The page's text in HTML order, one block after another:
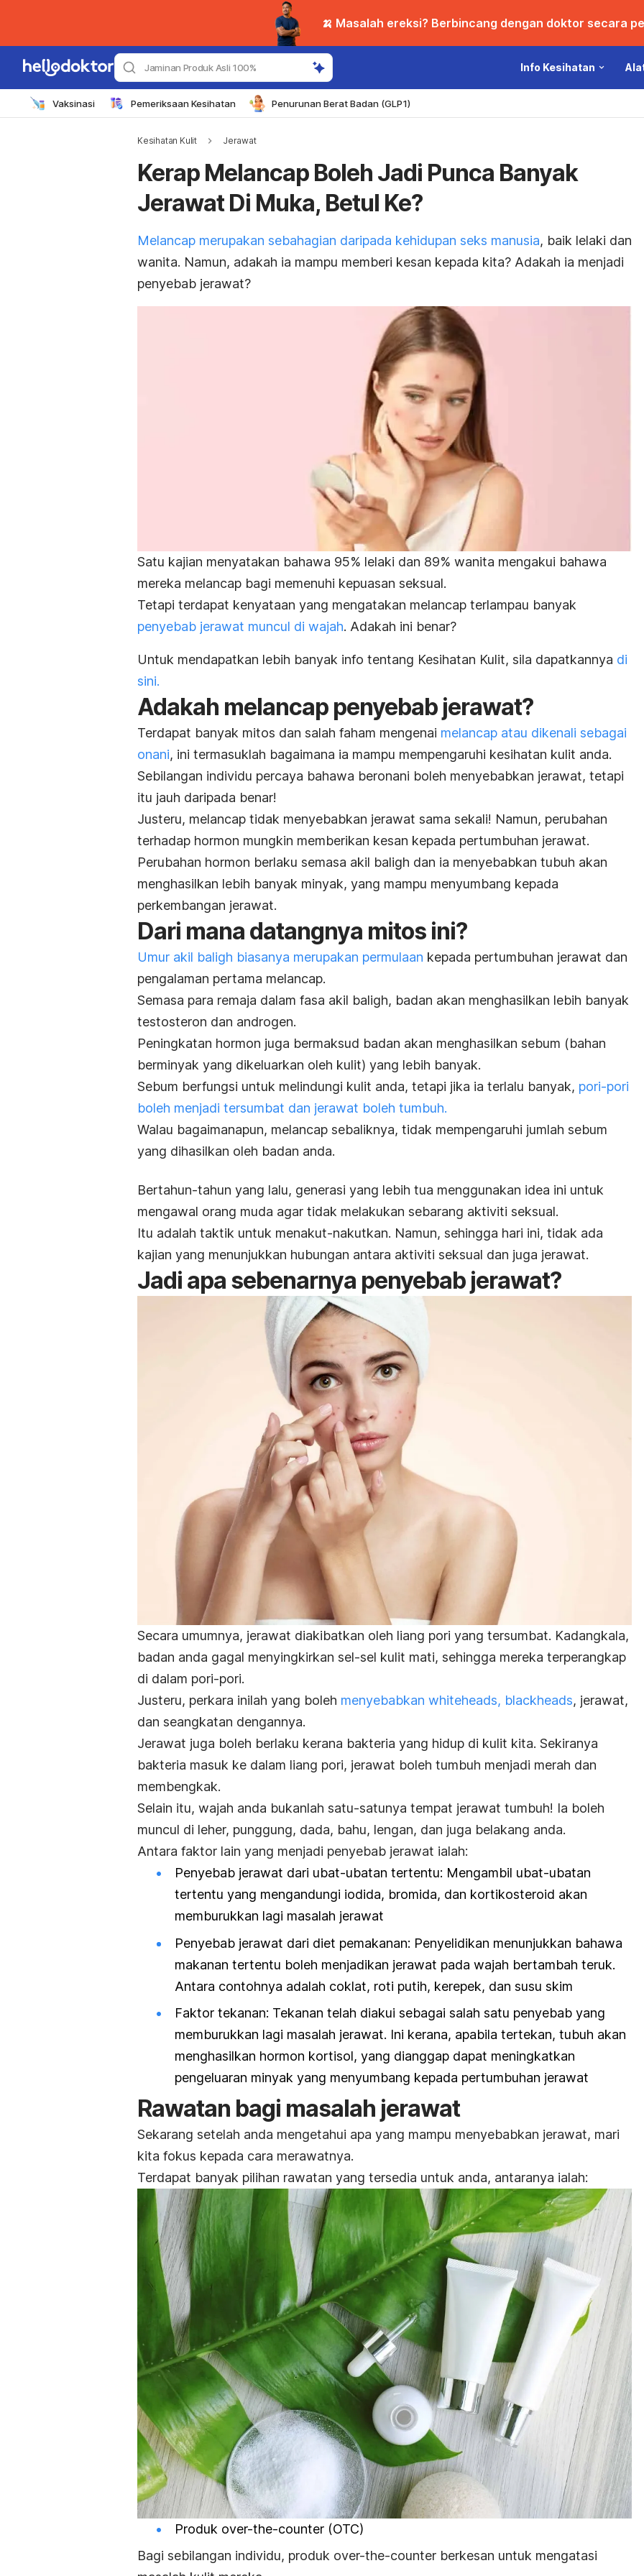
🍌 Masalah ereksi? Berbincang dengan doktor secara
Jaminan Produk Asli 100% Info Kesihatan
Vaksinasi Pemeriksaan Kesihatan Penurunan Berat Badan (GLP1)
Kesihatan Kulit Jerawat
Kerap Melancap Boleh Jadi Punca Banyak
Jerawat Di Muka, Betul Ke?
Melancap merupakan sebahagian daripada kehidupan seks manusia, baik lelaki dan
wanita. Namun, adakah ia mampu memberi kesan kepada kita? Adakah ia menjadi
penyebab jerawat?
Satu kajian menyatakan bahawa 95% lelaki dan 89% wanita mengakui bahawa
mereka melancap bagi memenuhi kepuasan seksual.
Tetapi terdapat kenyataan yang mengatakan melancap terlampau banyak
penyebab jerawat muncul di wajah. Adakah ini benar?
Untuk mendapatkan lebih banyak info tentang Kesihatan Kulit, sila dapatkannya di
sini.
Adakah melancap penyebab jerawat?
Terdapat banyak mitos dan salah faham mengenai melancap atau dikenali sebagai
onani, ini termasuklah bagaimana ia mampu mempengaruhi kesihatan kulit anda.
Sebilangan individu percaya bahawa beronani boleh menyebabkan jerawat, tetapi
itu jauh daripada benar!
Justeru, melancap tidak menyebabkan jerawat sama sekali! Namun, perubahan
terhadap hormon mungkin memberikan kesan kepada pertumbuhan jerawat.
Perubahan hormon berlaku semasa akil baligh dan ia menyebabkan tubuh akan
menghasilkan lebih banyak minyak, yang mampu menyumbang kepada
perkembangan jerawat.
Dari mana datangnya mitos ini?
Umur akil baligh biasanya merupakan permulaan kepada pertumbuhan jerawat dan
pengalaman pertama melancap.
Semasa para remaja dalam fasa akil baligh, badan akan menghasilkan lebih banyak
testosteron dan androgen.
Peningkatan hormon juga bermaksud badan akan menghasilkan sebum (bahan
berminyak yang dikeluarkan oleh kulit) yang lebih banyak.
Sebum berfungsi untuk melindungi kulit anda, tetapi jika ia terlalu banyak, pori-pori
boleh menjadi tersumbat dan jerawat boleh tumbuh.
Walau bagaimanapun, melancap sebaliknya, tidak mempengaruhi jumlah sebum
yang dihasilkan oleh badan anda.
Bertahun-tahun yang lalu, generasi yang lebih tua menggunakan idea ini untuk
mengawal orang muda agar tidak melakukan sebarang aktiviti seksual.
Itu adalah taktik untuk menakut-nakutkan. Namun, sehingga hari ini, tidak ada
kajian yang menunjukkan hubungan antara aktiviti seksual dan juga jerawat.
Jadi apa sebenarnya penyebab jerawat?
Secara umumnya, jerawat diakibatkan oleh liang pori yang tersumbat. Kadangkala,
badan anda gagal menyingkirkan sel-sel kulit mati, sehingga mereka terperangkap
di dalam pori-pori.
Justeru, perkara inilah yang boleh menyebabkan whiteheads, blackheads, jerawat,
dan seangkatan dengannya.
Jerawat juga boleh berlaku kerana bakteria yang hidup di kulit kita. Sekiranya
bakteria masuk ke dalam liang pori, jerawat boleh tumbuh menjadi merah dan
membengkak.
Selain itu, wajah anda bukanlah satu-satunya tempat jerawat tumbuh! Ia boleh
muncul di leher, punggung, dada, bahu, lengan, dan juga belakang anda.
Antara faktor lain yang menjadi penyebab jerawat ialah:
Penyebab jerawat dari ubat-ubatan tertentu: Mengambil ubat-ubatan
tertentu yang mengandungi iodida, bromida, dan kortikosteroid akan
memburukkan lagi masalah jerawat
Penyebab jerawat dari diet pemakanan: Penyelidikan menunjukkan bahawa
makanan tertentu boleh menjadikan jerawat pada wajah bertambah teruk.
Antara contohnya adalah coklat, roti putih, kerepek, dan susu skim
Faktor tekanan: Tekanan telah diakui sebagai salah satu penyebab yang
memburukkan lagi masalah jerawat. Ini kerana, apabila tertekan, tubuh akan
menghasilkan hormon kortisol, yang dianggap dapat meningkatkan
pengeluaran minyak yang menyumbang kepada pertumbuhan jerawat
Rawatan bagi masalah jerawat
Sekarang setelah anda mengetahui apa yang mampu menyebabkan jerawat, mari
kita fokus kepada cara merawatnya.
Terdapat banyak pilihan rawatan yang tersedia untuk anda, antaranya ialah:
Produk over-the-counter (OTC)
Bagi sebilangan individu, produk over-the-counter berkesan untuk mengatasi